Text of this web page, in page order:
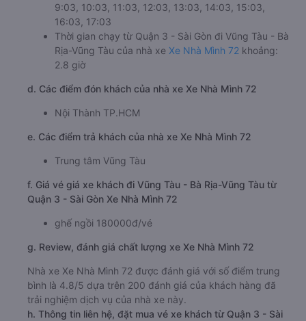
9:03, 10:03, 11:03, 12:03, 13:03, 14:03, 15:03,
16:03, 17:03
Thời gian chạy từ Quận 3 - Sài Gòn đi Vũng Tàu - Bà
Rịa-Vũng Tàu của nhà xe Xe Nhà Mình 72 khoảng:
2.8 giờ
d. Các điểm đón khách của nhà xe Xe Nhà Mình 72
Nội Thành TP.HCM
e. Các điểm trả khách của nhà xe Xe Nhà Mình 72
Trung tâm Vũng Tàu
f. Giá vé giá xe khách đi Vũng Tàu - Bà Rịa-Vũng Tàu từ
Quận 3 - Sài Gòn Xe Nhà Mình 72
ghế ngồi 180000đ/vé
g. Review, đánh giá chất lượng xe Xe Nhà Mình 72
Nhà xe Xe Nhà Mình 72 được đánh giá với số điểm trung
bình là 4.8/5 dựa trên 200 đánh giá của khách hàng đã
trải nghiệm dịch vụ của nhà xe này.
h. Thông tin liên hệ, đặt mua vé xe khách từ Quận 3 - Sài